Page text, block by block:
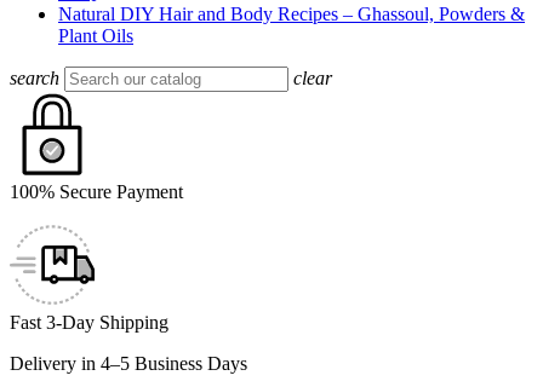
Natural DIY Hair and Body Recipes – Ghassoul, Powders &
Plant Oils
search clear
100% Secure Payment
Fast 3-Day Shipping
Delivery in 4–5 Business Days